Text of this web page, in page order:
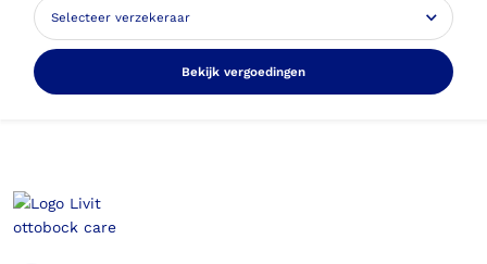
Bekijk vergoedingen